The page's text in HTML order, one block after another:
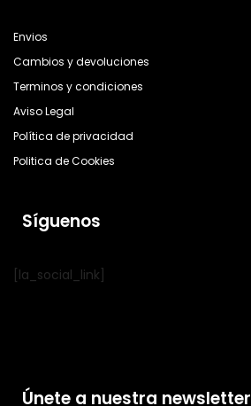
Envios
Cambios y devoluciones
Terminos y condiciones
Aviso Legal
Política de privacidad
Politica de Cookies
Síguenos
[la_social_link]
Únete a nuestra newsletter